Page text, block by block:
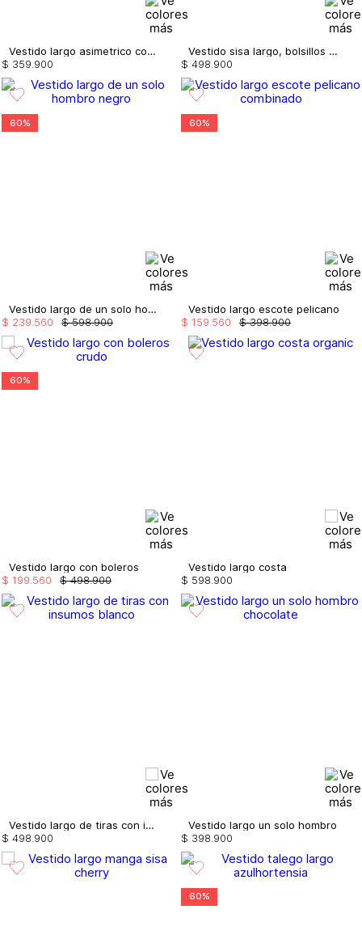
Vestido largo asimetrico con flecos
$ 359 900
Vestido sisa largo, bolsillos y correa
$ 498 900
60%
Vestido largo de un solo hombro
$ 598.900
$ 239 560
60%
Vestido largo escote pelicano
$ 398.900
$ 159 560
60%
Vestido largo con boleros
$ 498.900
$ 199 560
Vestido largo costa
$ 598 900
Vestido largo de tiras con insumos
$ 498 900
Vestido largo un solo hombro
$ 398 900
60%